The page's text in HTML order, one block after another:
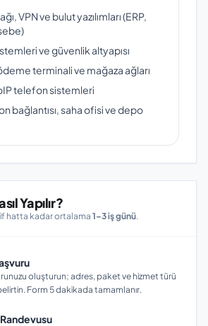
VPN ve bulut yazılımları (ERP,
ve güvenlik altyapısı
terminali ve mağaza ağları
telefon sistemleri
bağlantısı, saha ofisi ve depo
Yapılır?
hatta kadar ortalama 1–3 iş günü.
oluşturun; adres, paket ve hizmet türü
Form 5 dakikada tamamlanır.